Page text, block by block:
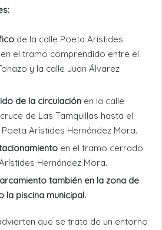
de la calle Poeta Arístides
el tramo comprendido entre el
y la calle Juan Álvarez
de la circulación en la calle
de Las Tamquillas hasta el
Arístides Hernández Mora.
en el tramo cerrado
Hernández Mora.
también en la zona de
la piscina municipal.
que se trata de un entorno